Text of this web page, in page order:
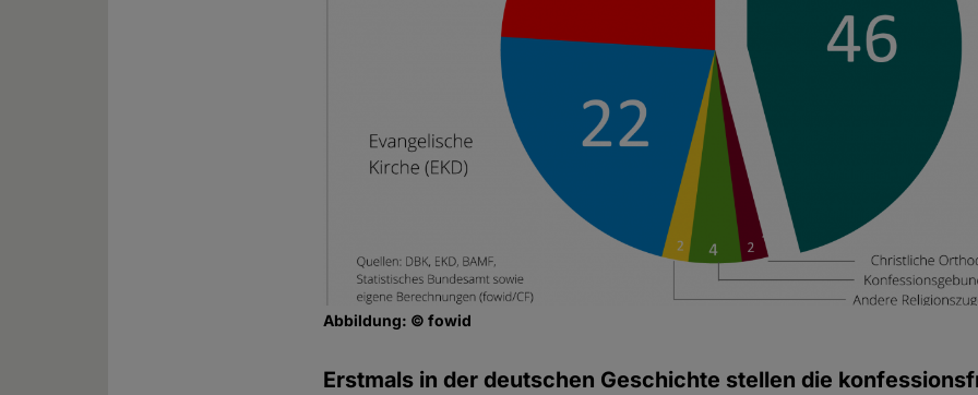
Abbildung: © fowid
Erstmals in der deutschen Geschichte stellen die